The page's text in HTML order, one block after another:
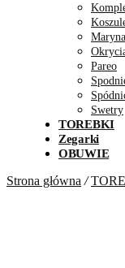
Pareo
Swetry
TOREBKI
Zegarki
OBUWIE
Strona główna /